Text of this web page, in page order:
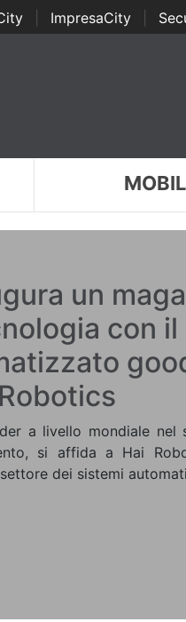
ImpresaCity
un
con il
a livello mondiale nel
si affida a Hai
dei sistemi